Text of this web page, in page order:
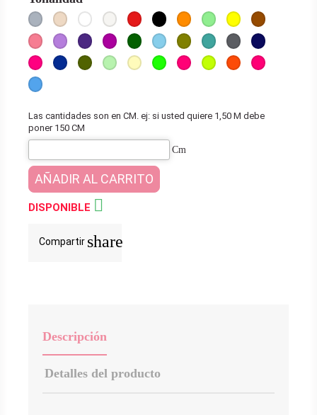
Gris
Beige
Medio
BlancoBlanco
Roto
Rojo Negro NaranjaVerde
Claro
AmarilloMarrón
Rosa
Lila
Medio
PúrpuraMoradoVerde
Oscuro
Azul
Cielo
Verde
Oliva
TurquesaGris
Oscuro
Azul
Fucsia Azul
Eléctrico
Verde
Militar
Verde
Pastel
Amarillo
Claro
Verde
Neón
Rosa
Neón
Amarillo
Neón
Naranja
Neón
Fucsia
Azul
Las cantidades son en CM. ej: si usted quiere 1,50 M debe
poner 150 CM
Cm
AÑADIR AL CARRITO
DISPONIBLE 
Compartir share
Descripción
Detalles del producto